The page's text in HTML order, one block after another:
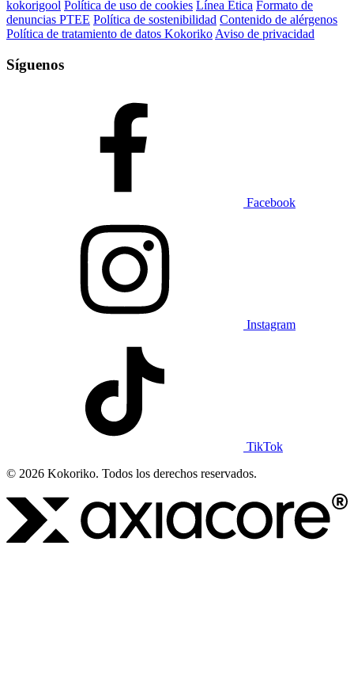
kokorigool Política de uso de cookies Línea Ética Formato de
denuncias PTEE Política de sostenibilidad Contenido de alérgenos
Política de tratamiento de datos Kokoriko Aviso de privacidad
Síguenos
Facebook
Instagram
TikTok
© 2026 Kokoriko. Todos los derechos reservados.